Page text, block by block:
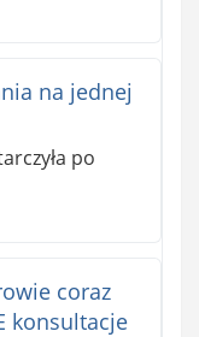
na jednej
po
coraz
konsultacje